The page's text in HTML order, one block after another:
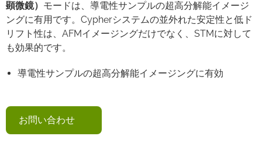
顕微鏡） モードは、導電性サンプルの超高分解能イメージ
ングに有用です。Cypherシステムの並外れた安定性と低ド
リフト性は、AFMイメージングだけでなく、STMに対して
も効果的です。
導電性サンプルの超高分解能イメージングに有効
お問い合わせ